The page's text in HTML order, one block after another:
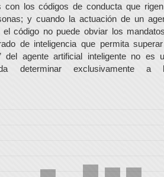
con los códigos de conducta que
y cuando la actuación de un
código no puede obviar los
de inteligencia que permita
del agente artificial inteligente no es
determinar exclusivamente a